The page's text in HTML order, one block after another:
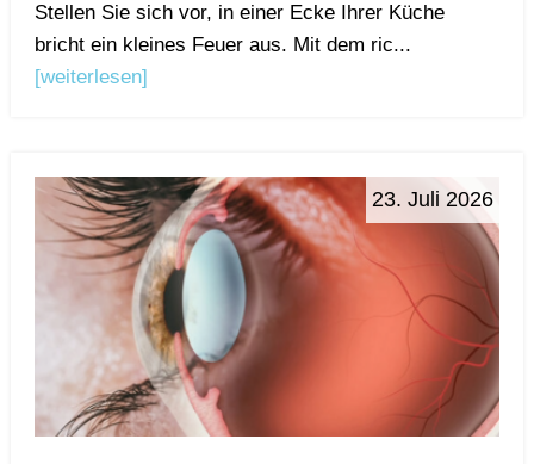
Stellen Sie sich vor, in einer Ecke Ihrer Küche
bricht ein kleines Feuer aus. Mit dem ric...
[weiterlesen]
23. Juli 2026